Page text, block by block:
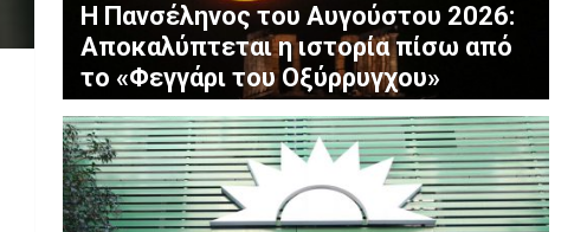
Η Πανσέληνος του Αυγούστου 2026:
Αποκαλύπτεται η ιστορία πίσω από
το «Φεγγάρι του Οξύρρυγχου»